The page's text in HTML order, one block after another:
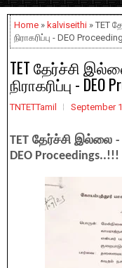
Home » kalviseithi » TET
நிராகரிப்பு - DEO
TET தேர்ச்சி
நிராகரிப்பு - DEO
TNTETTamil September
TET தேர்ச்சி இல்லை -
DEO Proceedings..!!!